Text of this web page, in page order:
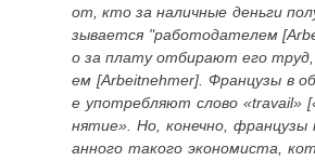
от, кто за наличные деньги
зывается "работодателем
о за плату отбирают его
ем [Arbeitnehmer]. Французы в
е употребляют слово «travail»
нятие». Но, конечно,
анного такого экономиста,